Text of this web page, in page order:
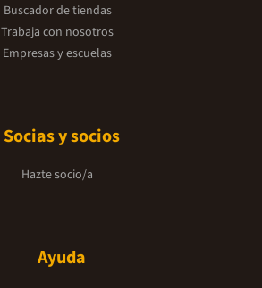
Buscador de tiendas
Trabaja con nosotros
Empresas y escuelas
Socias y socios
Hazte socio/a
Ayuda